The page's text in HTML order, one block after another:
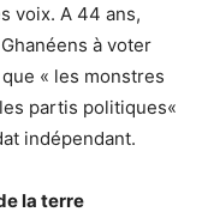
voix. A 44 ans,
à voter
« les monstres
partis politiques«
indépendant.
la terre